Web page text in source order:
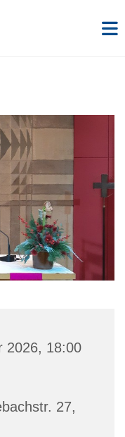
2026, 18:00
27,